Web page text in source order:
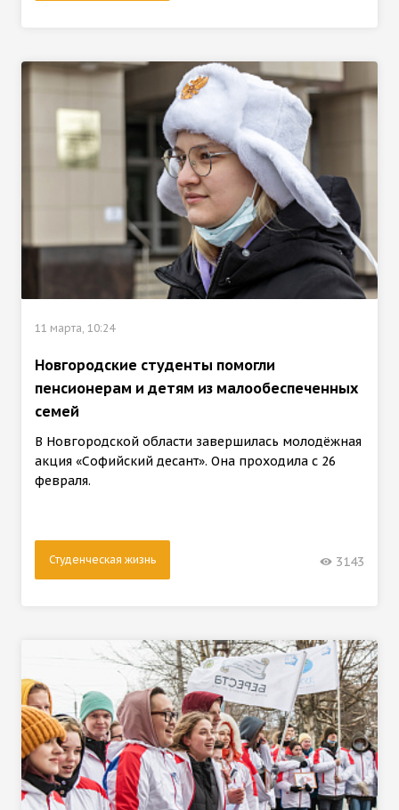
11 марта, 10:24
Новгородские студенты помогли
пенсионерам и детям из малообеспеченных
семей
В Новгородской области завершилась молодёжная
акция «Софийский десант». Она проходила с 26
февраля.
Студенческая жизнь 3143